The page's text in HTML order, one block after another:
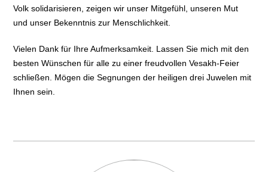
Volk solidarisieren, zeigen wir unser Mitgefühl, unseren Mut
und unser Bekenntnis zur Menschlichkeit.
Vielen Dank für Ihre Aufmerksamkeit. Lassen Sie mich mit den
besten Wünschen für alle zu einer freudvollen Vesakh-Feier
schließen. Mögen die Segnungen der heiligen drei Juwelen mit
Ihnen sein.